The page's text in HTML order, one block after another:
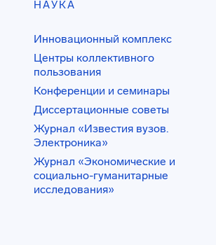
НАУКА
Инновационный комплекс
Центры коллективного
пользования
Конференции и семинары
Диссертационные советы
Журнал «Известия вузов.
Электроника»
Журнал «Экономические и
социально-гуманитарные
исследования»